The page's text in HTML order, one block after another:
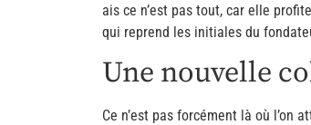
ais ce n’est pas tout, car elle
qui reprend les initiales du
Une nouvelle
Ce n’est pas forcément là où